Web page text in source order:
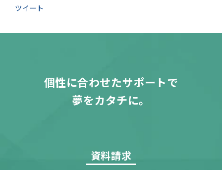
ツイート
個性に合わせたサポートで
夢をカタチに。
資料請求